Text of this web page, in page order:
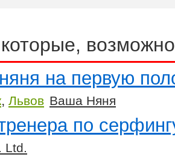
на первую
, Львов Ваша Няня
по
Ltd.